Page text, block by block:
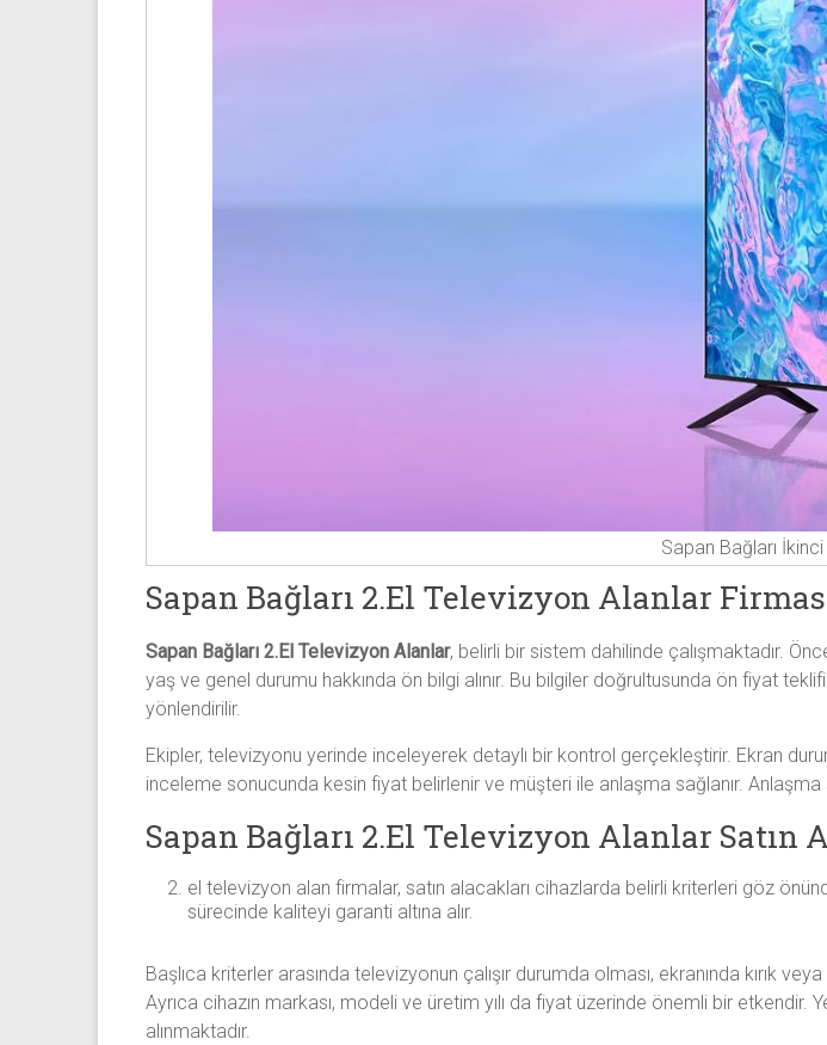
Sapan Bağları
Sapan Bağları 2.El Televizyon Alanlar
Sapan Bağları 2.El Televizyon Alanlar, belirli bir sistem dahilinde çalışmaktadır.
yaş ve genel durumu hakkında ön bilgi alınır. Bu bilgiler doğrultusunda ön fiyat
yönlendirilir.
Ekipler, televizyonu yerinde inceleyerek detaylı bir kontrol gerçekleştirir. Ekran
inceleme sonucunda kesin fiyat belirlenir ve müşteri ile anlaşma sağlanır.
Sapan Bağları 2.El Televizyon Alanlar
el televizyon alan firmalar, satın alacakları cihazlarda belirli kriterleri göz
sürecinde kaliteyi garanti altına alır.
Başlıca kriterler arasında televizyonun çalışır durumda olması, ekranında kırık
Ayrıca cihazın markası, modeli ve üretim yılı da fiyat üzerinde önemli bir etkendir.
alınmaktadır.